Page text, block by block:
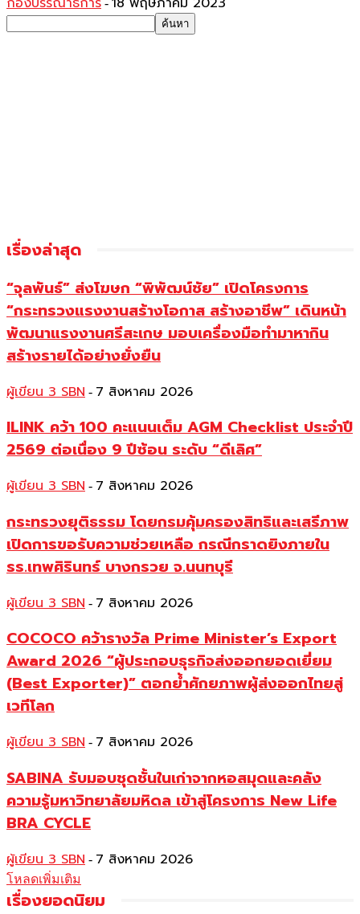
-
เรื่องล่าสุด
“จุลพันธ์” ส่งโฆษก “พิพัฒน์ชัย” เปิดโครงการ
“กระทรวงแรงงานสร้างโอกาส สร้างอาชีพ” เดินหน้า
พัฒนาแรงงานศรีสะเกษ มอบเครื่องมือทำมาหากิน
สร้างรายได้อย่างยั่งยืน
ผู้เขียน 3 SBN - 7 สิงหาคม 2026
ILINK คว้า 100 คะแนนเต็ม AGM Checklist ประจำปี
2569 ต่อเนื่อง 9 ปีซ้อน ระดับ “ดีเลิศ”
ผู้เขียน 3 SBN - 7 สิงหาคม 2026
กระทรวงยุติธรรม โดยกรมคุ้มครองสิทธิและเสรีภาพ
เปิดการขอรับความช่วยเหลือ กรณีกราดยิงภายใน
รร.เทพศิรินทร์ บางกรวย จ.นนทบุรี
ผู้เขียน 3 SBN - 7 สิงหาคม 2026
COCOCO คว้ารางวัล Prime Minister’s Export
Award 2026 “ผู้ประกอบธุรกิจส่งออกยอดเยี่ยม
(Best Exporter)” ตอกย้ำศักยภาพผู้ส่งออกไทยสู่
เวทีโลก
ผู้เขียน 3 SBN - 7 สิงหาคม 2026
SABINA รับมอบชุดชั้นในเก่าจากหอสมุดและคลัง
ความรู้มหาวิทยาลัยมหิดล เข้าสู่โครงการ New Life
BRA CYCLE
ผู้เขียน 3 SBN - 7 สิงหาคม 2026
โหลดเพิ่มเติม
เรื่องยอดนิยม